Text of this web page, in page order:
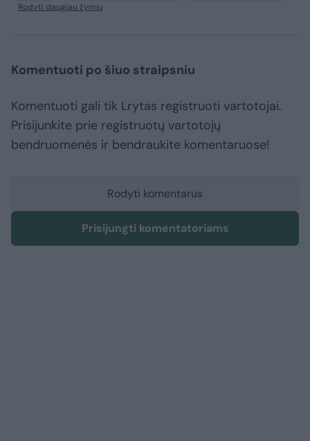
Rodyti daugiau žymių
Komentuoti po šiuo straipsniu
Komentuoti gali tik Lrytas registruoti vartotojai.
Prisijunkite prie registruotų vartotojų
bendruomenės ir bendraukite komentaruose!
Rodyti komentarus
Prisijungti komentatoriams